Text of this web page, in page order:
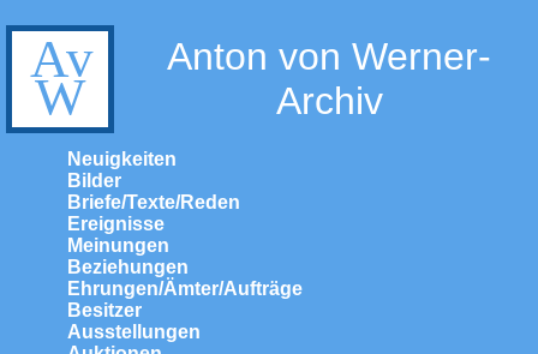
Anton von Werner-
Archiv
Neuigkeiten
Bilder
Briefe/Texte/Reden
Ereignisse
Meinungen
Beziehungen
Ehrungen/Ämter/Aufträge
Besitzer
Ausstellungen